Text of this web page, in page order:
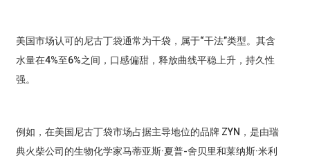
美国市场认可的尼古丁袋通常为干袋，属于“干法”类型。其含
水量在4%至6%之间，口感偏甜，释放曲线平稳上升，持久性
强。
例如，在美国尼古丁袋市场占据主导地位的品牌 ZYN，是由瑞
典火柴公司的生物化学家马蒂亚斯·夏普-舍贝里和莱纳斯·米利